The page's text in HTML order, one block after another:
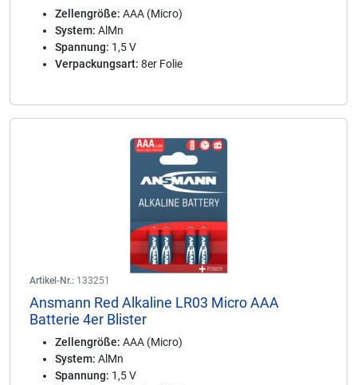
Zellengröße: AAA (Micro)
System: AlMn
Spannung: 1,5 V
Verpackungsart: 8er Folie
Artikel-Nr.: 133251
Ansmann Red Alkaline LR03 Micro AAA
Batterie 4er Blister
Zellengröße: AAA (Micro)
System: AlMn
Spannung: 1,5 V